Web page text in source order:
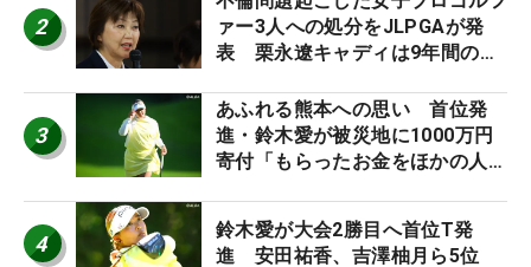
2
ァー3人への処分をJLPGAが発
表 栗永遼キャディは9年間の立
3
あふれる熊本への思い 首位発
進・鈴木愛が被災地に1000万円
寄付「もらったお金をほかの人
4
鈴木愛が大会2勝目へ首位T発
進 安田祐香、吉澤柚月ら5位